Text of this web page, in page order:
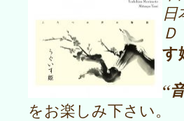
日
Ｄ
す
“
をお楽しみ下さい。